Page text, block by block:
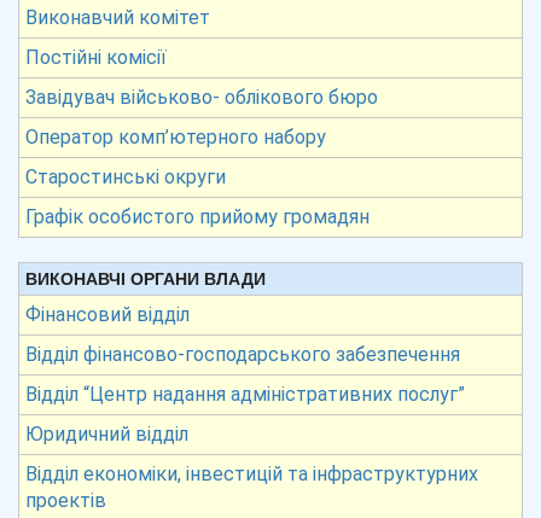
Виконавчий комітет
Постійні комісії
Завідувач військово- облікового бюро
Оператор комп’ютерного набору
Старостинські округи
Графік особистого прийому громадян
ВИКОНАВЧІ ОРГАНИ ВЛАДИ
Фінансовий відділ
Відділ фінансово-господарського забезпечення
Відділ “Центр надання адміністративних послуг”
Юридичний відділ
Відділ економіки, інвестицій та інфраструктурних
проектів